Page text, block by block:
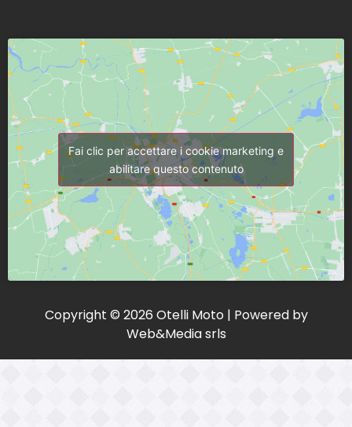
Fai clic per accettare i cookie marketing e
abilitare questo contenuto
Copyright © 2026 Otelli Moto | Powered by
Web&Media srls